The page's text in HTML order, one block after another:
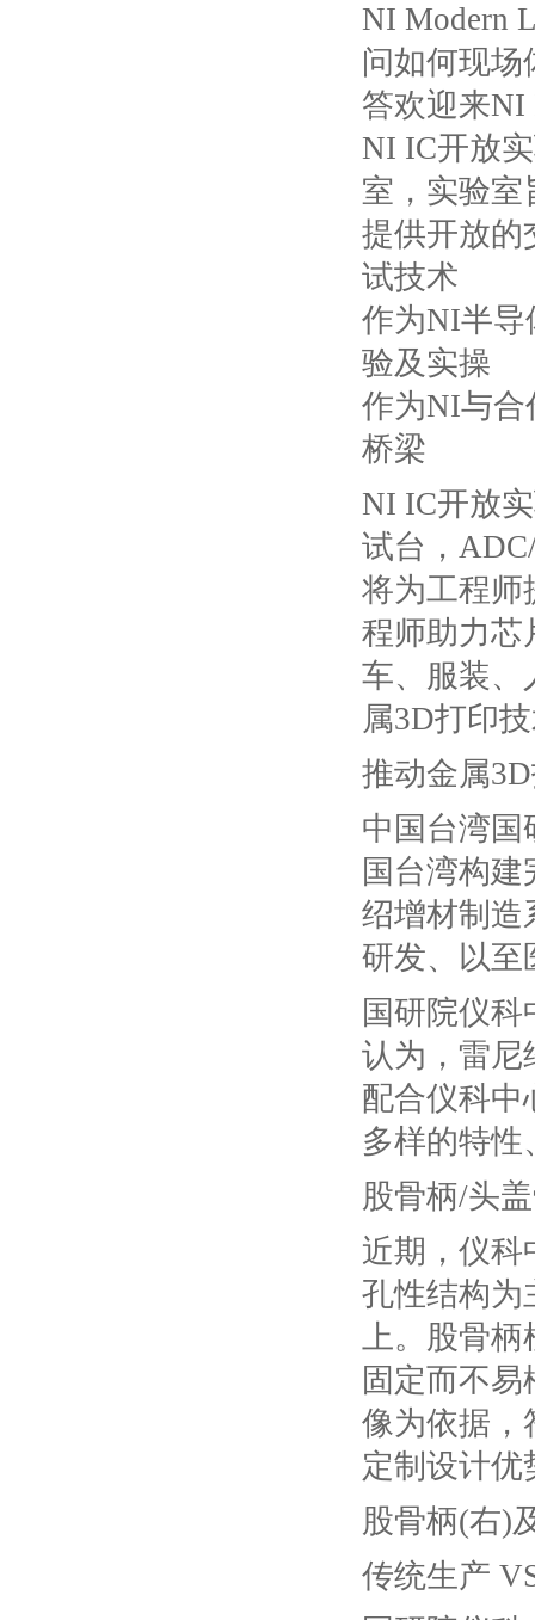
NI Modern
问如何现场
答欢迎来NI
NI IC开放
室，实验室
提供开放的
试技术
作为NI半导
验及实操
作为NI与合
桥梁
NI IC开放
试台，
将为工程师
程师助力芯
车、服装、
属3D打印
推动金属
中国台湾国
国台湾构
绍增材制造
研发、以至
国研院仪
认为，雷尼
配合仪科中
多样的特性
股骨柄/头
近期，仪科
孔性结构为
上。股骨柄
固定而不
像为依据，
定制设计优
股骨柄(右)
传统生产